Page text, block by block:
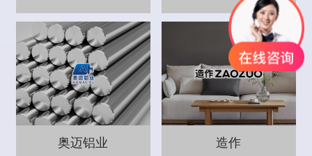
奥迈铝业 造作